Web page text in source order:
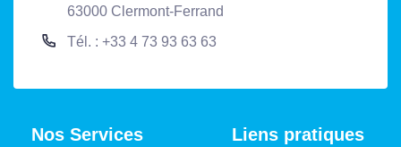
63000 Clermont-Ferrand
Tél. : +33 4 73 93 63 63
Nos Services Liens pratiques